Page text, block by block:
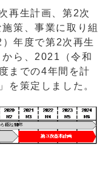
再生計画、第2次
策、事業に取り組
年度で第2次再生
ら、2021（令和
までの4年間を計
を策定しました。